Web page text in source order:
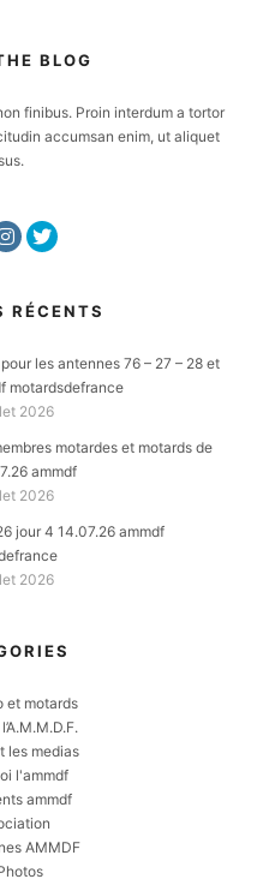
BLOG
finibus. Proin interdum a tortor
accumsan enim, ut aliquet
RÉCENTS
les antennes 76 – 27 – 28 et
motardsdefrance
2026
motardes et motards de
ammdf
2026
jour 4 14.07.26 ammdf
2026
et motards
les medias
l'ammdf
ammdf
AMMDF